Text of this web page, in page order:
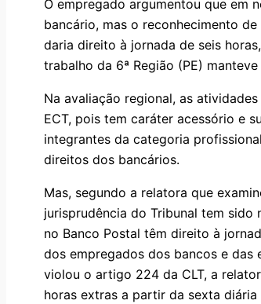
O empregado argumentou que em
bancário, mas o reconhecimento
daria direito à jornada de seis
trabalho da 6ª Região (PE)
Na avaliação regional, as
ECT, pois tem caráter acessório e
integrantes da categoria
direitos dos bancários.
Mas, segundo a relatora que
jurisprudência do Tribunal tem sido
no Banco Postal têm direito à
dos empregados dos bancos e das
violou o artigo 224 da CLT, a
horas extras a partir da sexta